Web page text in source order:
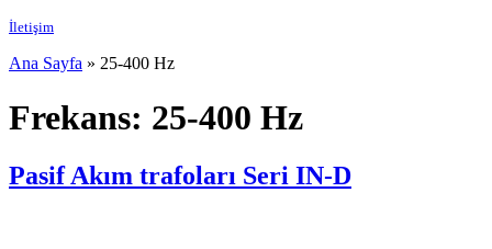
İletişim
Ana Sayfa » 25-400 Hz
Frekans: 25-400 Hz
Pasif Akım trafoları Seri IN-D